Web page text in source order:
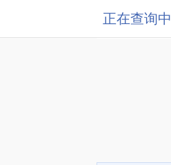
正在查询中